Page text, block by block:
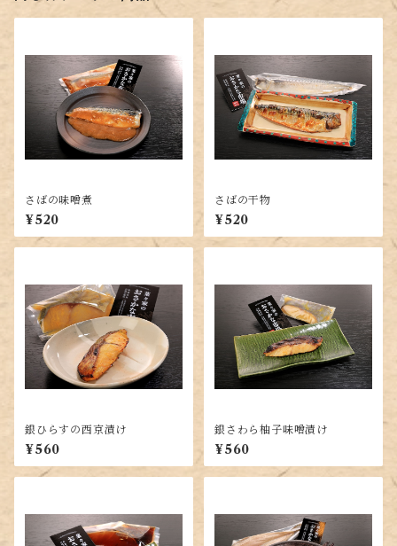
さばの味噌煮
¥520
さばの干物
¥520
銀ひらすの西京漬け
¥560
銀さわら柚子味噌漬け
¥560